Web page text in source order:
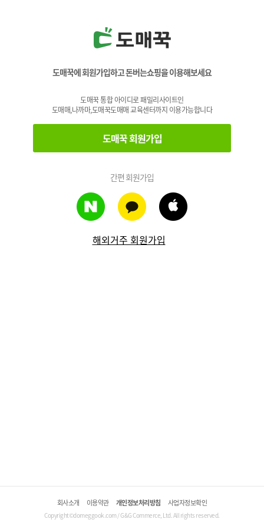
도매꾹에 회원가입하고 돈버는쇼핑을 이용해보세요
도매꾹 통합 아이디로 패밀리사이트인
도매매,나까마,도매꾹도매매 교육센터까지 이용가능합니다
도매꾹 회원가입
간편 회원가입
해외거주 회원가입
회사소개 이용약관 개인정보처리방침 사업자정보확인
Copyright©domeggook.com / G&G Commerce, Ltd. All rights reserved.